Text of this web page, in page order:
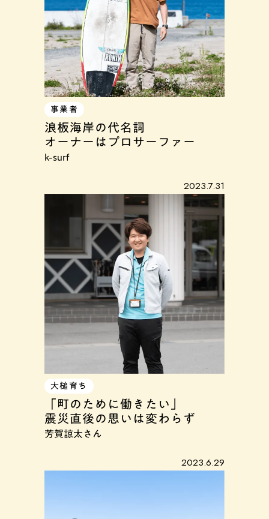
事業者
浪板海岸の代名詞
オーナーはプロサーファー
k-surf
2023.7.31
大槌育ち
「町のために働きたい」
震災直後の思いは変わらず
芳賀諒太さん
2023.6.29